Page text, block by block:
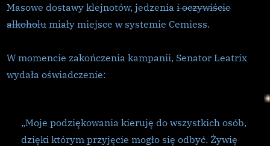
Masowe dostawy klejnotów, jedzenia i oczywiście
alkoholu miały miejsce w systemie Cemiess.
W momencie zakończenia kampanii, Senator Leatrix
wydała oświadczenie:
„Moje podziękowania kieruję do wszystkich osób,
dzięki którym przyjęcie mogło się odbyć. Żywię